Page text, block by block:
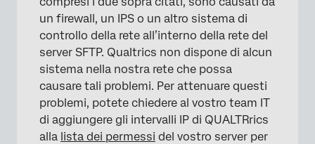
un firewall, un IPS o un altro sistema di
controllo della rete all’interno della rete del
server SFTP. Qualtrics non dispone di alcun
sistema nella nostra rete che possa
causare tali problemi. Per attenuare questi
problemi, potete chiedere al vostro team IT
di aggiungere gli intervalli IP di QUALTRrics
alla lista dei permessi del vostro server per